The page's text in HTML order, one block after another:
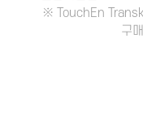
※ TouchEn
구